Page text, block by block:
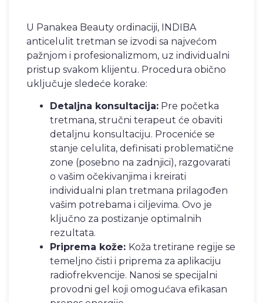
U Panakea Beauty ordinaciji, INDIBA
anticelulit tretman se izvodi sa najvećom
pažnjom i profesionalizmom, uz individualni
pristup svakom klijentu. Procedura obično
uključuje sledeće korake:
Detaljna konsultacija: Pre početka
tretmana, stručni terapeut će obaviti
detaljnu konsultaciju. Proceniće se
stanje celulita, definisati problematične
zone (posebno na zadnjici), razgovarati
o vašim očekivanjima i kreirati
individualni plan tretmana prilagođen
vašim potrebama i ciljevima. Ovo je
ključno za postizanje optimalnih
rezultata.
Priprema kože: Koža tretirane regije se
temeljno čisti i priprema za aplikaciju
radiofrekvencije. Nanosi se specijalni
provodni gel koji omogućava efikasan